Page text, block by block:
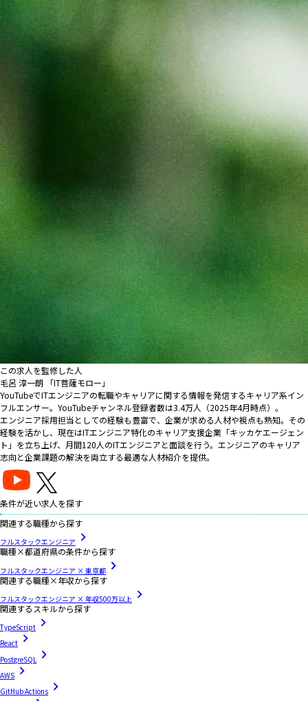
この求人を監修した人
毛呂 淳一朗 「IT菩薩モロー」
YouTubeでITエンジニアの転職やキャリアに関する情報を発信するキャリア系イン
フルエンサー。YouTubeチャンネル登録者数は3.4万人（2025年4月時点）。
エンジニア採用担当としての経験も豊富で、企業が求める人材や視点も熟知。その
経験を活かし、現在はITエンジニア特化のキャリア支援企業「キッカケエージェン
ト」を立ち上げ、月間120人のITエンジニアと面談を行う。エンジニアのキャリア
志向と企業課題の解決を両立する最適な人材紹介を提供。
条件が近い求人を探す
関連する職種から探す
フルスタックエンジニア
職種×都道府県の条件から探す
フルスタックエンジニア × 東京都
関連する職種×年収から探す
フルスタックエンジニア × 年収500万以上
関連するスキルから探す
TypeScript
React
PostgreSQL
AWS
GitHub Actions